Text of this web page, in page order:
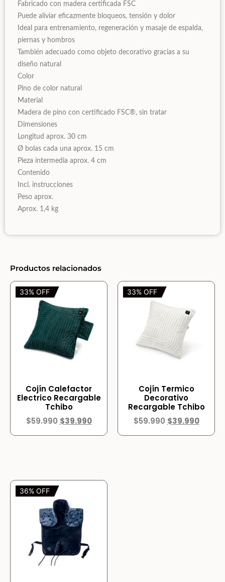
Fabricado con madera certificada FSC
Puede aliviar eficazmente bloqueos, tensión y dolor
Ideal para entrenamiento, regeneración y masaje de espalda,
piernas y hombros
También adecuado como objeto decorativo gracias a su
diseño natural
Color
Pino de color natural
Material
Madera de pino con certificado FSC®, sin tratar
Dimensiones
Longitud aprox. 30 cm
Ø bolas cada una aprox. 15 cm
Pieza intermedia aprox. 4 cm
Contenido
Incl. instrucciones
Peso aprox.
Aprox. 1,4 kg
Productos relacionados
33% OFF
Cojín Calefactor
Electrico Recargable
Tchibo
$59.990 $39.990
33% OFF
Cojín Termico
Decorativo
Recargable Tchibo
$59.990 $39.990
36% OFF